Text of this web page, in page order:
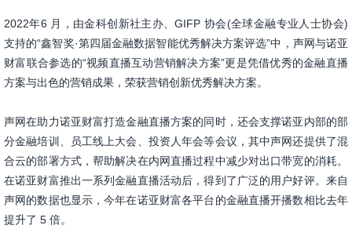
2022年6 月，由金科创新社主办、GIFP 协会(全球金融专业人士协会)
支持的“鑫智奖·第四届金融数据智能优秀解决方案评选”中，声网与诺亚
财富联合参选的“视频直播互动营销解决方案”更是凭借优秀的金融直播
方案与出色的营销成果，荣获营销创新优秀解决方案。
声网在助力诺亚财富打造金融直播方案的同时，还会支撑诺亚内部的部
分金融培训、员工线上大会、投资人年会等会议，其中声网还提供了混
合云的部署方式，帮助解决在内网直播过程中减少对出口带宽的消耗。
在诺亚财富推出一系列金融直播活动后，得到了广泛的用户好评。来自
声网的数据也显示，今年在诺亚财富各平台的金融直播开播数相比去年
提升了 5 倍。